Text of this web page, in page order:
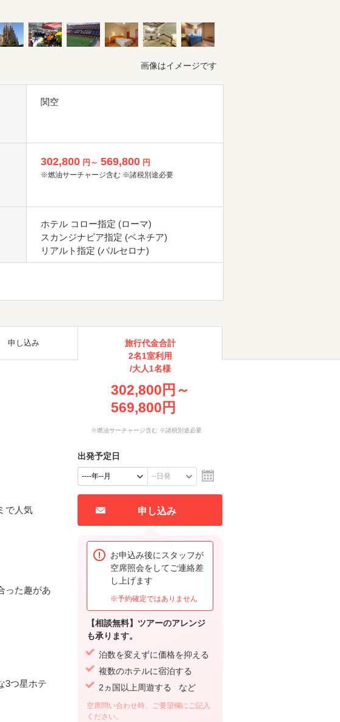
画像はイメージです
関空
302,800 円～ 569,800 円
※燃油サーチャージ含む ※諸税別途必要
ホテル コロー指定 (ローマ)
スカンジナビア指定 (ベネチア)
リアルト指定 (バルセロナ)
申し込み
で人気
った趣があ
3つ星ホテ
旅行代金合計
2名1室利用
/大人1名様
302,800円～
569,800円
※燃油サーチャージ含む ※諸税別途必要
出発予定日
申し込み
お申込み後にスタッフが
空席照会をしてご連絡差
し上げます
※予約確定ではありません
【相談無料】ツアーのアレンジ
も承ります。
泊数を変えずに価格を抑える
複数のホテルに宿泊する
2ヵ国以上周遊する など
空席問い合わせ時、ご要望欄にご記入
ください。